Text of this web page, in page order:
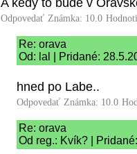
A kedy to bude v
Odpovedať Známka: 10.0
Re: orava
Od: lal | Pridané:
hned po Labe..
Odpovedať Známka: 10.0
Re: orava
Od reg.: Kvík? |